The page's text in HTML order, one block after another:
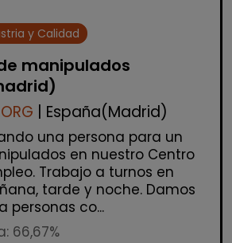
y Calidad
manipulados
| España(Madrid)
una persona para un
en nuestro Centro
Trabajo a turnos en
tarde y noche. Damos
personas co...
66,67%